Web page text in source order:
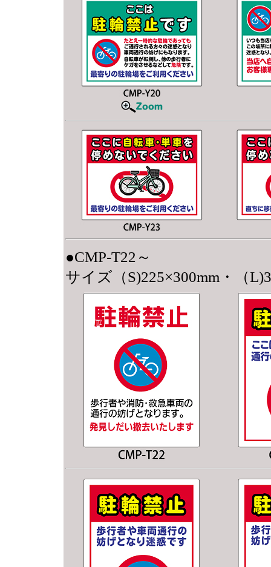
●CMP-T22～
サイズ（S)225×300mm・（